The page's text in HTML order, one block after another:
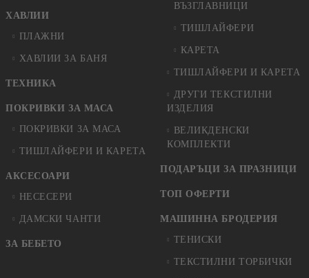
ХАВЛИИ
ПЛАЖНИ
ХАВЛИИ ЗА БАНЯ
ТЕХНИКА
ПОКРИВКИ ЗА МАСА
ПОКРИВКИ ЗА МАСА
ТИШЛАЙФЕРИ И КАРЕТА
АКСЕСОАРИ
НЕСЕСЕРИ
ДАМСКИ ЧАНТИ
ЗА БЕБЕТО
ВЪЗГЛАВНИЦИ
ТИШЛАЙФЕРИ
КАРЕТА
ТИШЛАЙФЕРИ И КАРЕТА
ДРУГИ ТЕКСТИЛНИ
ИЗДЕЛИЯ
ВЕЛИКДЕНСКИ
КОМПЛЕКТИ
ПОДАРЪЦИ ЗА ПРАЗНИЦИ
ТОП ОФЕРТИ
МАШИННА БРОДЕРИЯ
ТЕНИСКИ
ТЕКСТИЛНИ ТОРБИЧКИ